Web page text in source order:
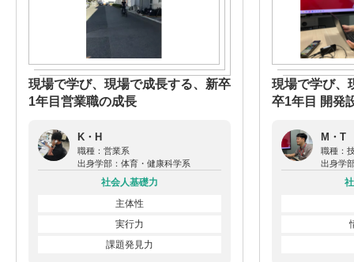
現場で学び、現場で成長する、新卒
1年目営業職の成長
K・H
職種： 営業系
出身学部： 体育・健康科学系
社会人基礎力
主体性
実行力
課題発見力
現場で学び、
卒1年目 開発
M・T
職種：
出身学